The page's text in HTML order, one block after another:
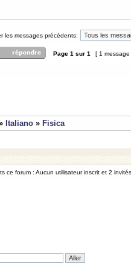
les messages précédents:
Page 1 sur 1 [ 1
Italiano » Fisica
ce forum : Aucun utilisateur inscrit et 2 invités